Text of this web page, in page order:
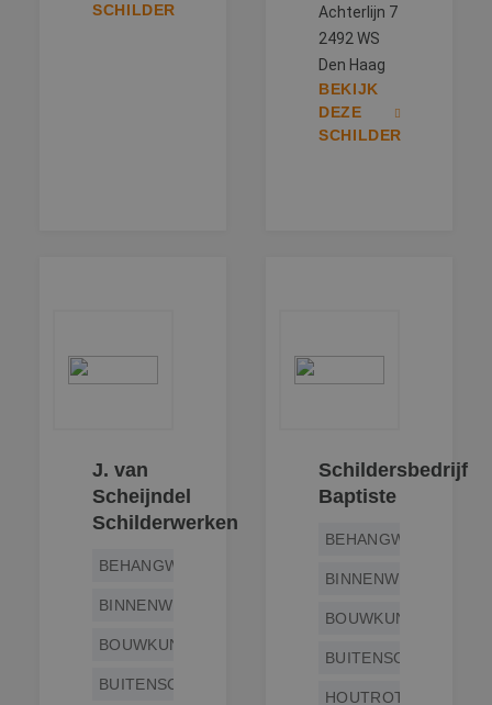
SCHILDER
Achterlijn 7
2492 WS
Den Haag
BEKIJK
DEZE
SCHILDER
J. van
Scheijndel
Schilderwerken
BEHANGWERK
BINNENWERK
BOUWKUNDIG
BUITENSCHILDERWERK
Schildersbedrijf
Baptiste
BEHANGWERK
BINNENWERK
BOUWKUNDIG
HOUTROTREPARATIE